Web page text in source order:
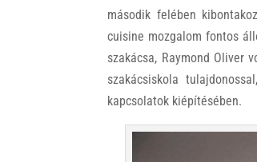
második felében
cuisine mozgalom fontos
szakácsa, Raymond Oliver
szakácsiskola
kapcsolatok kiépítésében.